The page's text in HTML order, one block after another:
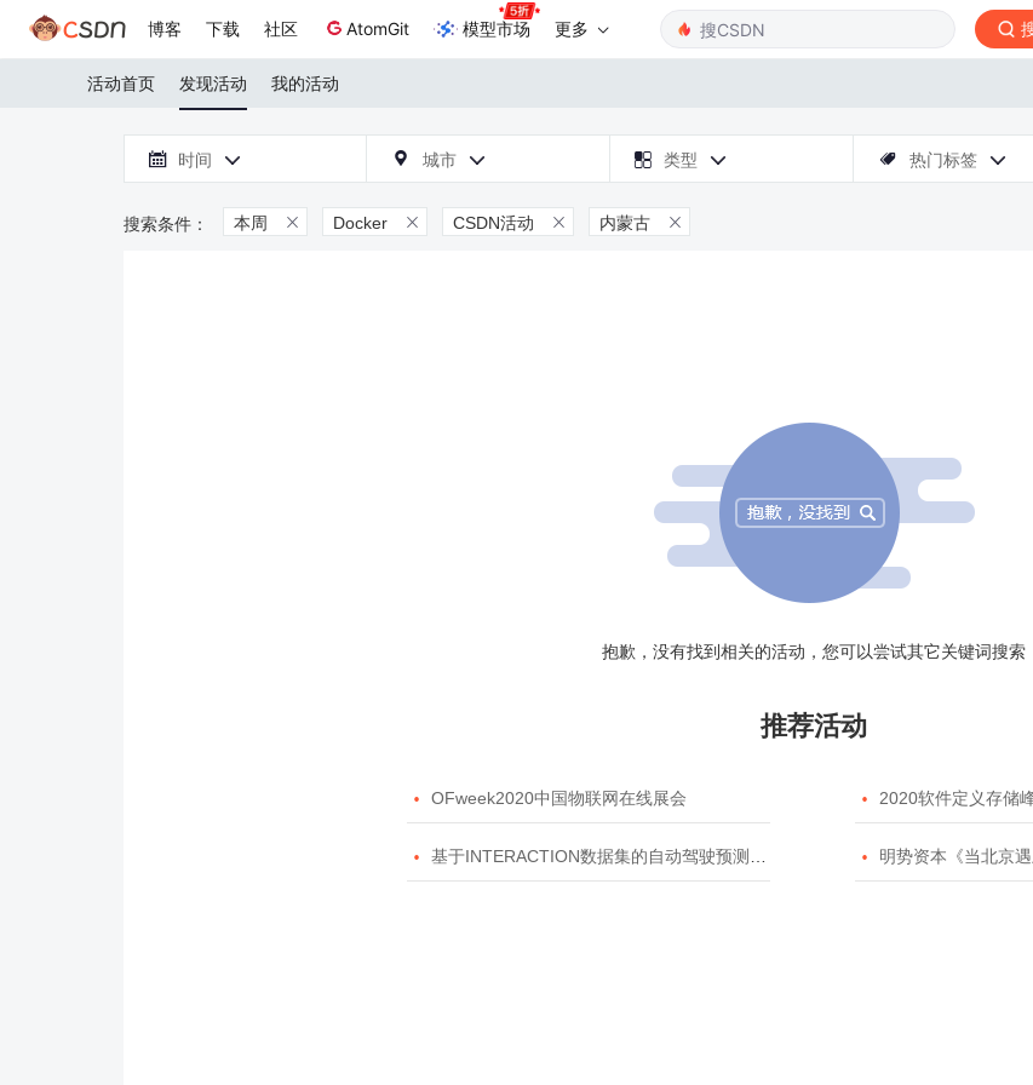
博客 下载 社区 AtomGit 模型市场 更多
活动首页 发现活动 我的活动
 时间   城市   类型   热门标签 
本周  Docker  CSDN活动  内蒙古 
抱歉，没有找到相关的活动，您可以尝试其它关键词搜索
推荐活动
 OFweek2020中国物联网在线展会  2020软件定义存储
 基于INTERACTION数据集的自动驾驶预测模型挑战赛  明势资本《当北京遇上硅